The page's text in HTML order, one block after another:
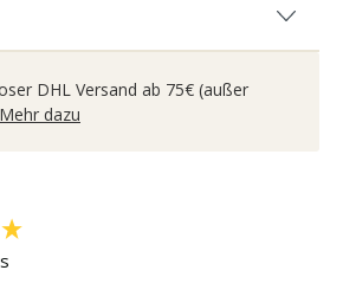
DHL Versand ab 75€ (außer
Mehr dazu